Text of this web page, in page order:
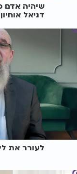
שיהיה אדם
דניאל אוחיון
לעורר את